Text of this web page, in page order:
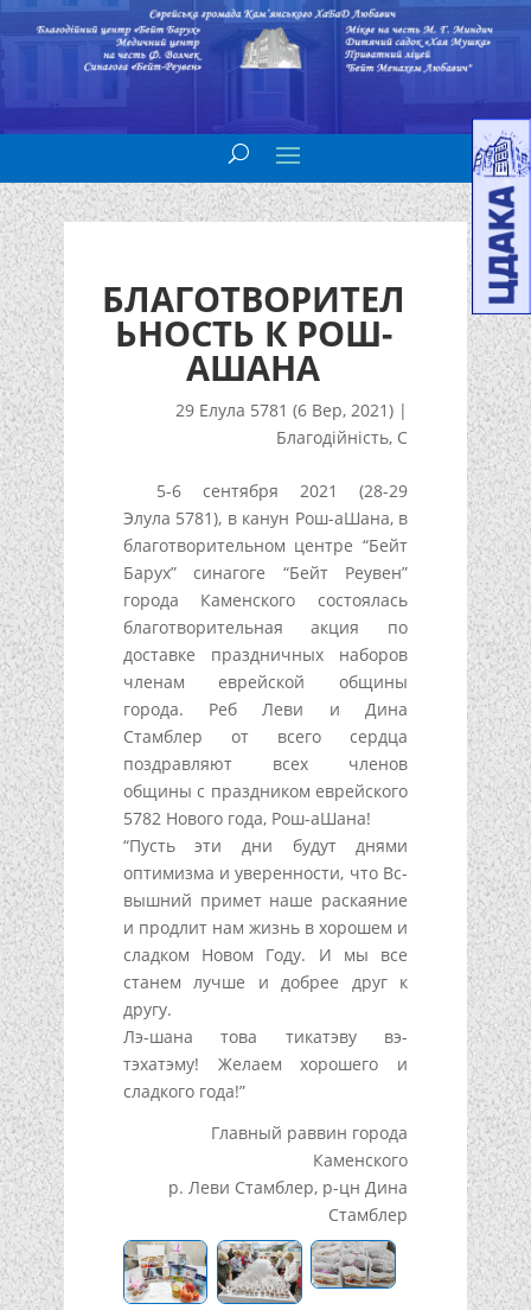
БЛАГОТВОРИТЕЛ
ЬНОСТЬ К РОШ-
АШАНА
29 Елула 5781 (6 Вер, 2021) |
Благодійність, С
5-6 сентября 2021 (28-29
Элула 5781), в канун Рош-аШана, в
благотворительном центре “Бейт
Барух” синагоге “Бейт Реувен”
города Каменского состоялась
благотворительная акция по
доставке праздничных наборов
членам еврейской общины
города. Реб Леви и Дина
Стамблер от всего сердца
поздравляют всех членов
общины с праздником еврейского
5782 Нового года, Рош-аШана!
“Пусть эти дни будут днями
оптимизма и уверенности, что Вс-
вышний примет наше раскаяние
и продлит нам жизнь в хорошем и
сладком Новом Году. И мы все
станем лучше и добрее друг к
другу.
Лэ-шана това тикатэву вэ-
тэхатэму! Желаем хорошего и
сладкого года!”
Главный раввин города
Каменского
р. Леви Стамблер, р-цн Дина
Стамблер